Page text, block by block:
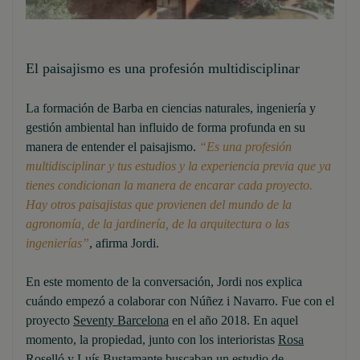
El paisajismo es una profesión multidisciplinar
La formación de Barba en ciencias naturales, ingeniería y
gestión ambiental han influido de forma profunda en su
manera de entender el paisajismo. “Es una profesión
multidisciplinar y tus estudios y la experiencia previa que ya
tienes condicionan la manera de encarar cada proyecto.
Hay otros paisajistas que provienen del mundo de la
agronomía, de la jardinería, de la arquitectura o las
ingenierías”, afirma Jordi.
En este momento de la conversación, Jordi nos explica
cuándo empezó a colaborar con Núñez i Navarro. Fue con el
proyecto Seventy Barcelona en el año 2018. En aquel
momento, la propiedad, junto con los interioristas Rosa